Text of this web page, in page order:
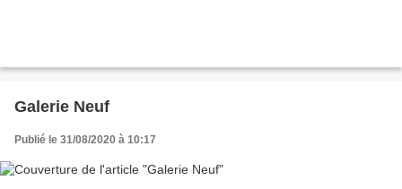
Galerie Neuf
Publié le 31/08/2020 à 10:17